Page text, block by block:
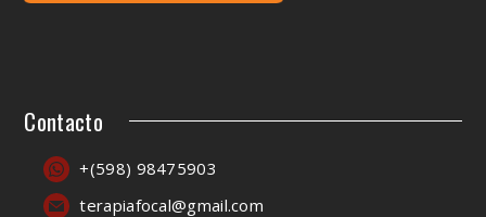
Contacto
+(598) 98475903
terapiafocal@gmail.com